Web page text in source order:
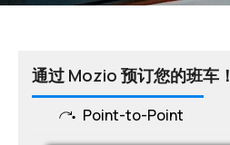
通过 Mozio 预订您的班车！
Point-to-Point